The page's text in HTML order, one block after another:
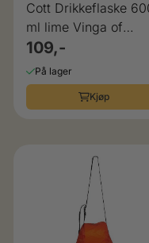
Cott Drikkeflaske
ml lime Vinga of
Sweden
109,-
På lager
Kjøp